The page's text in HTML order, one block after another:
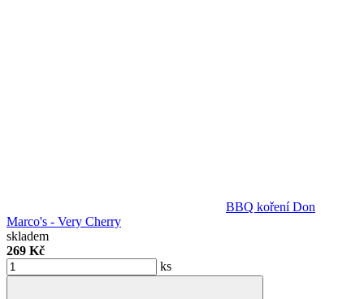
BBQ koření Don
Marco's - Very Cherry
skladem
269 Kč
ks